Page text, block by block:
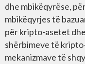
dhe mbikëqyrëse,
mbikëqyrjes të
për kripto-asetet
shërbimeve të
mekanizmave të